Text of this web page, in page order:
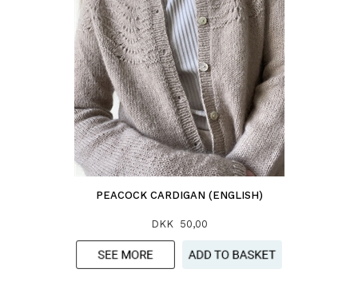
PEACOCK CARDIGAN (ENGLISH)
DKK 50,00